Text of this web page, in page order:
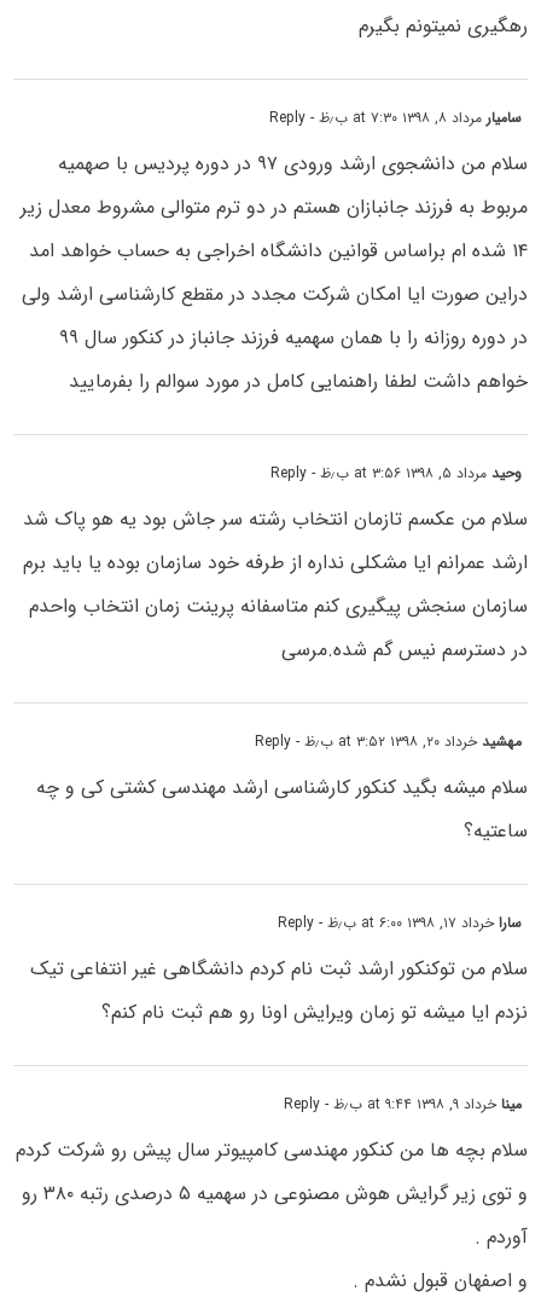
رهگیری نمیتونم بگیرم
سامیارمرداد ۸, ۱۳۹۸ at ۷:۳۰ ب٫ظ - Reply
سلام من دانشجوی ارشد ورودی ۹۷ در دوره پردیس با صهمیه
مربوط به فرزند جانبازان هستم در دو ترم متوالی مشروط معدل زیر
۱۴ شده ام براساس قوانین دانشگاه اخراجی به حساب خواهد امد
دراین صورت ایا امکان شرکت مجدد در مقطع کارشناسی ارشد ولی
در دوره روزانه را با همان سهمیه فرزند جانباز در کنکور سال ۹۹
خواهم داشت لطفا راهنمایی کامل در مورد سوالم را بفرمایید
وحیدمرداد ۵, ۱۳۹۸ at ۳:۵۶ ب٫ظ - Reply
سلام من عکسم تازمان انتخاب رشته سر جاش بود یه هو پاک شد
ارشد عمرانم ایا مشکلی نداره از طرفه خود سازمان بوده یا باید برم
سازمان سنجش پیگیری کنم متاسفانه پرینت زمان انتخاب واحدم
در دسترسم نیس گم شده.مرسی
مهشیدخرداد ۲۰, ۱۳۹۸ at ۳:۵۲ ب٫ظ - Reply
سلام میشه بگید کنکور کارشناسی ارشد مهندسی کشتی کی و چه
ساعتیه؟
ساراخرداد ۱۷, ۱۳۹۸ at ۶:۰۰ ب٫ظ - Reply
سلام من توکنکور ارشد ثبت نام کردم دانشگاهی غیر انتفاعی تیک
نزدم ایا میشه تو زمان ویرایش اونا رو هم ثبت نام کنم؟
میناخرداد ۹, ۱۳۹۸ at ۹:۴۴ ب٫ظ - Reply
سلام بچه ها من کنکور مهندسی کامپیوتر سال پیش رو شرکت کردم
و توی زیر گرایش هوش مصنوعی در سهمیه ۵ درصدی رتبه ۳۸۰ رو
آوردم .
و اصفهان قبول نشدم .